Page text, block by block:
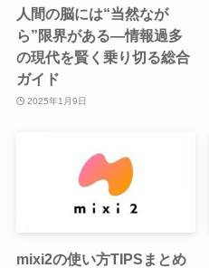
人間の脳には“当然なが
ら”限界がある―情報過多
の現代を賢く乗り切る総合
ガイド
2025年1月9日
mixi2の使い方TIPSまとめ